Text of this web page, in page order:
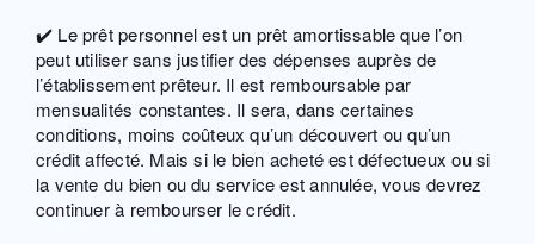
✔️ Le prêt personnel est un prêt amortissable que l’on
peut utiliser sans justifier des dépenses auprès de
l’établissement prêteur. Il est remboursable par
mensualités constantes. Il sera, dans certaines
conditions, moins coûteux qu’un découvert ou qu’un
crédit affecté. Mais si le bien acheté est défectueux ou si
la vente du bien ou du service est annulée, vous devrez
continuer à rembourser le crédit.